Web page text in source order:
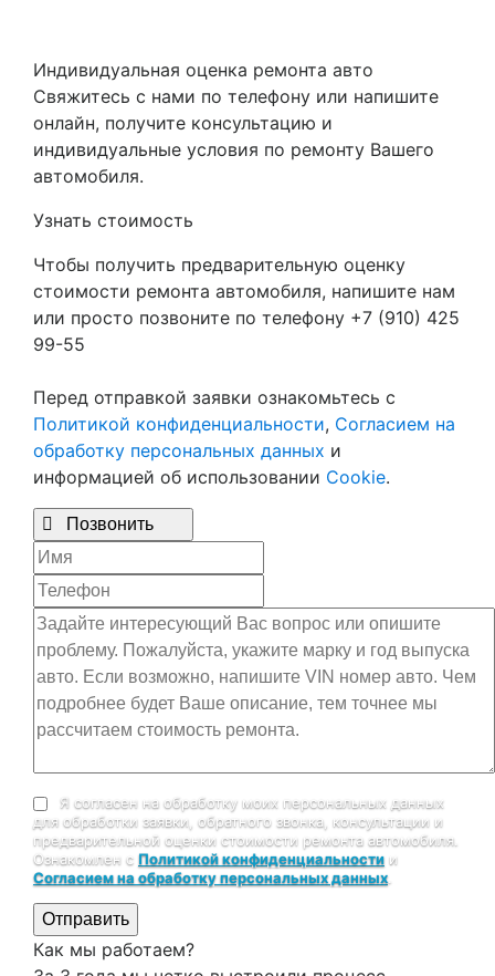
Индивидуальная оценка ремонта авто
Свяжитесь с нами по телефону или напишите
онлайн, получите консультацию и
индивидуальные условия по ремонту Вашего
автомобиля.
Узнать стоимость
Чтобы получить предварительную оценку
стоимости ремонта автомобиля, напишите нам
или просто позвоните по телефону +7 (910) 425
99-55
Перед отправкой заявки ознакомьтесь с
Политикой конфиденциальности, Согласием на
обработку персональных данных и
информацией об использовании Cookie.
 Позвонить
Я согласен на обработку моих персональных данных
для обработки заявки, обратного звонка, консультации и
предварительной оценки стоимости ремонта автомобиля.
Ознакомлен с Политикой конфиденциальности и
Согласием на обработку персональных данных
Отправить
Как мы работаем?